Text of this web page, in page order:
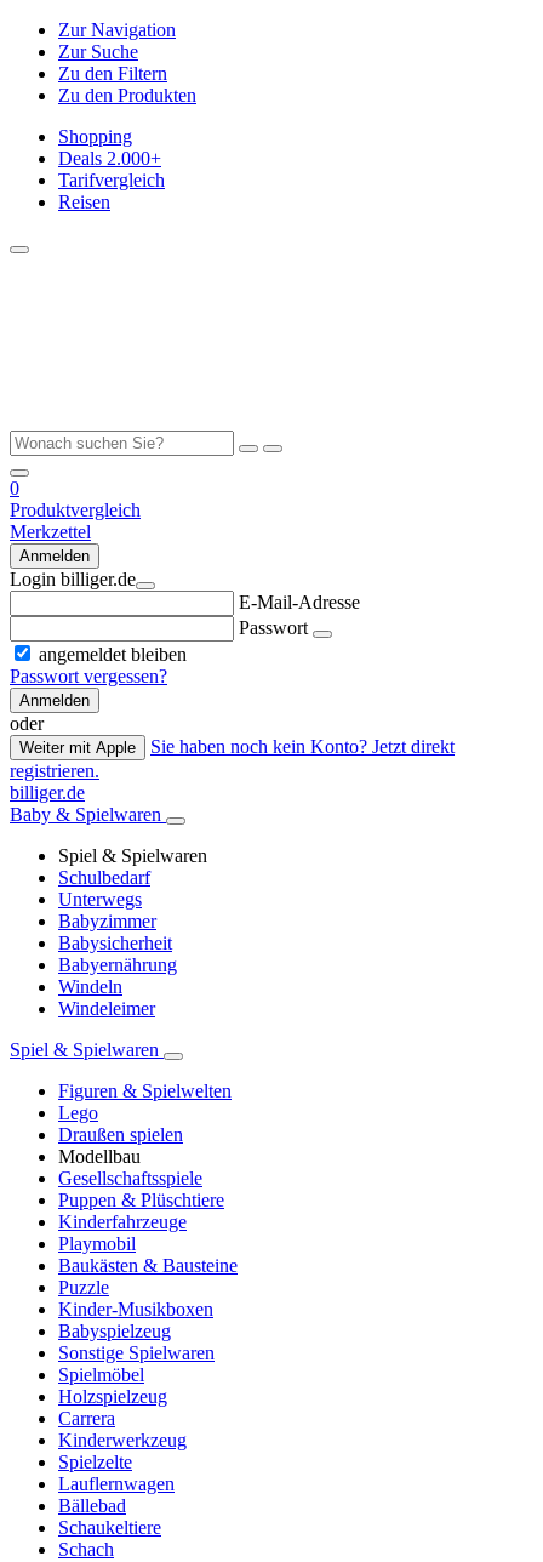
Zur Navigation
Zur Suche
Zu den Filtern
Zu den Produkten
Shopping
Deals 2.000+
Tarifvergleich
Reisen
0
Produktvergleich
Merkzettel
Anmelden
Login billiger.de
E-Mail-Adresse
Passwort
angemeldet bleiben
Passwort vergessen?
Anmelden
oder
Weiter mit Apple
Sie haben noch kein Konto? Jetzt direkt
registrieren.
billiger.de
Baby & Spielwaren
Spiel & Spielwaren
Schulbedarf
Unterwegs
Babyzimmer
Babysicherheit
Babyernährung
Windeln
Windeleimer
Spiel & Spielwaren
Figuren & Spielwelten
Lego
Draußen spielen
Modellbau
Gesellschaftsspiele
Puppen & Plüschtiere
Kinderfahrzeuge
Playmobil
Baukästen & Bausteine
Puzzle
Kinder-Musikboxen
Babyspielzeug
Sonstige Spielwaren
Spielmöbel
Holzspielzeug
Carrera
Kinderwerkzeug
Spielzelte
Lauflernwagen
Bällebad
Schaukeltiere
Schach